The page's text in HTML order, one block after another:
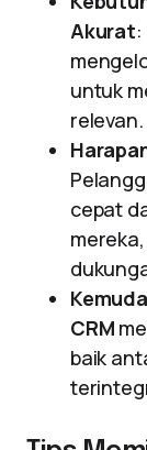
Akurat
untuk
relevan.
cepat
CRM
baik